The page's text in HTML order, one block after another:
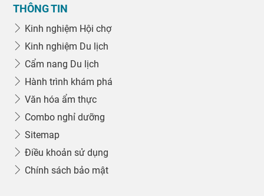
THÔNG TIN
Kinh nghiệm Hội chợ
Kinh nghiệm Du lịch
Cẩm nang Du lịch
Hành trình khám phá
Văn hóa ẩm thực
Combo nghỉ dưỡng
Sitemap
Điều khoản sử dụng
Chính sách bảo mật